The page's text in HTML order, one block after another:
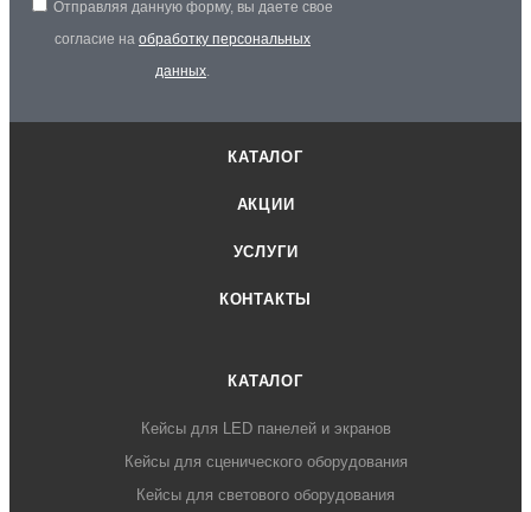
Отправляя данную форму, вы даете свое
согласие на обработку персональных
данных.
КАТАЛОГ
АКЦИИ
УСЛУГИ
КОНТАКТЫ
КАТАЛОГ
Кейсы для LED панелей и экранов
Кейсы для сценического оборудования
Кейсы для светового оборудования